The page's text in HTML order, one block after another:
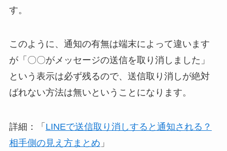
す。
このように、通知の有無は端末によって違います
が「〇〇がメッセージの送信を取り消しました」
という表示は必ず残るので、送信取り消しが絶対
ばれない方法は無いということになります。
詳細：「 LINEで送信取り消しすると通知される？
相手側の見え方まとめ 」